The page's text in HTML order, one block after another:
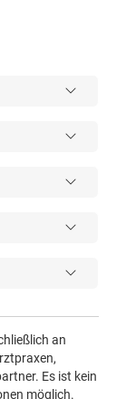
an
Es ist kein
möglich.